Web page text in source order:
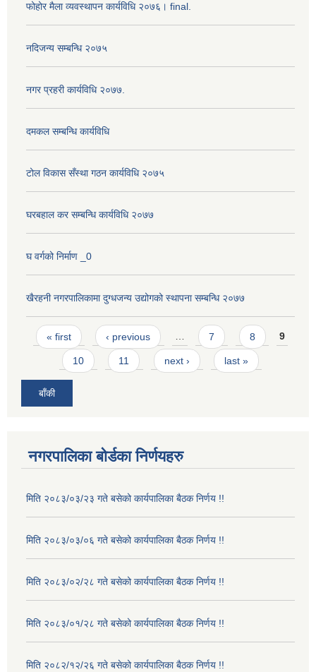
फोहोर मैला व्यवस्थापन कार्यविधि २०७६। final.
नदिजन्य सम्बन्धि २०७५
नगर प्रहरी कार्यविधि २०७७.
दमकल सम्बन्धि कार्यविधि
टोल विकास सँस्था गठन कार्यविधि २०७५
घरबहाल कर सम्बन्धि कार्यविधि २०७७
घ वर्गको निर्माण _0
खैरहनी नगरपालिकामा दुग्धजन्य उद्योगको स्थापना सम्बन्धि २०७७
Pages
« first ‹ previous … 7 8 9
10 11 next › last »
बाँकी
नगरपालिका बोर्डका निर्णयहरु
मिति २०८३/०३/२३ गते बसेको कार्यपालिका बैठक निर्णय !!
मिति २०८३/०३/०६ गते बसेको कार्यपालिका बैठक निर्णय !!
मिति २०८३/०२/२८ गते बसेको कार्यपालिका बैठक निर्णय !!
मिति २०८३/०१/२८ गते बसेको कार्यपालिका बैठक निर्णय !!
मिति २०८२/१२/२६ गते बसेको कार्यपालिका बैठक निर्णय !!